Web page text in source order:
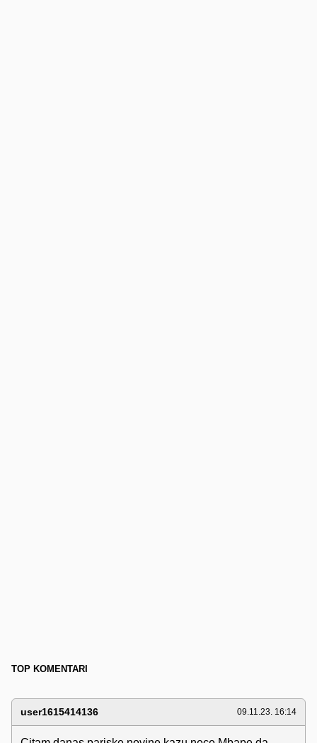
TOP KOMENTARI
user1615414136 09.11.23. 16:14